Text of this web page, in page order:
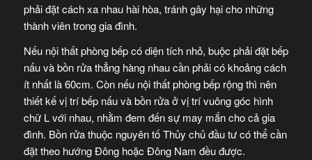
phải đặt cách xa nhau hài hòa, tránh gây hại cho những
thành viên trong gia đình.
Nếu nội thất phòng bếp có diện tích nhỏ, buộc phải đặt bếp
nấu và bồn rửa thẳng hàng nhau cần phải có khoảng cách
ít nhất là 60cm. Còn nếu nội thất phòng bếp rộng thì nên
thiết kế vị trí bếp nấu và bồn rửa ở vị trí vuông góc hình
chữ L với nhau, nhằm đem đến sự may mắn cho cả gia
đình. Bồn rửa thuộc nguyên tố Thủy chủ đầu tư có thể cần
đặt theo hướng Đông hoặc Đông Nam đều được.